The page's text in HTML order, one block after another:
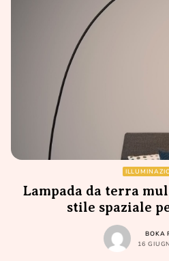
Lampada da terra
stile spaziale
BOKA
16